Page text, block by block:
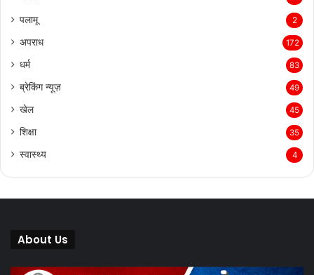
पलामू 2
अपराध 172
धर्म 83
ब्रेकिंग न्यूज़ 49
खेल 45
शिक्षा 35
स्वास्थ्य 4
About Us